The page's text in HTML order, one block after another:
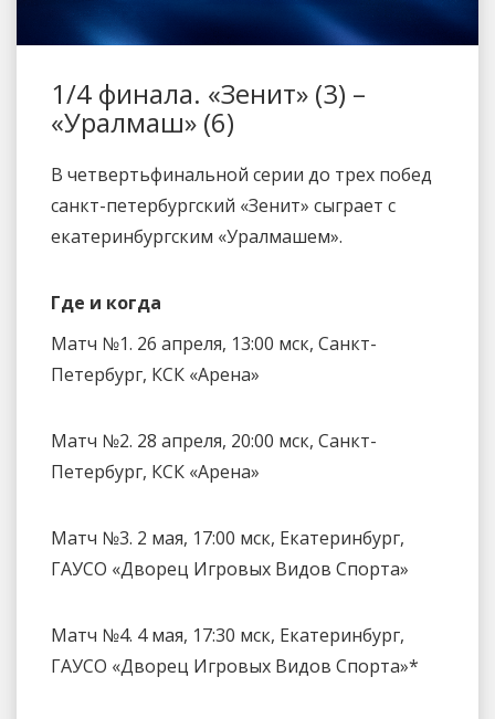
1/4 финала. «Зенит» (3) –
«Уралмаш» (6)
В четвертьфинальной серии до трех побед
санкт-петербургский «Зенит» сыграет с
екатеринбургским «Уралмашем».
Где и когда
Матч №1. 26 апреля, 13:00 мск, Санкт-
Петербург, КСК «Арена»
Матч №2. 28 апреля, 20:00 мск, Санкт-
Петербург, КСК «Арена»
Матч №3. 2 мая, 17:00 мск, Екатеринбург,
ГАУСО «Дворец Игровых Видов Спорта»
Матч №4. 4 мая, 17:30 мск, Екатеринбург,
ГАУСО «Дворец Игровых Видов Спорта»*